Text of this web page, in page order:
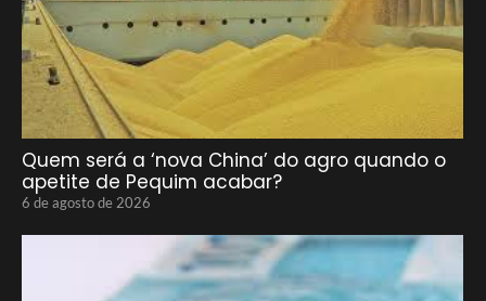
Quem será a ‘nova China’ do agro quando o
apetite de Pequim acabar?
6 de agosto de 2026